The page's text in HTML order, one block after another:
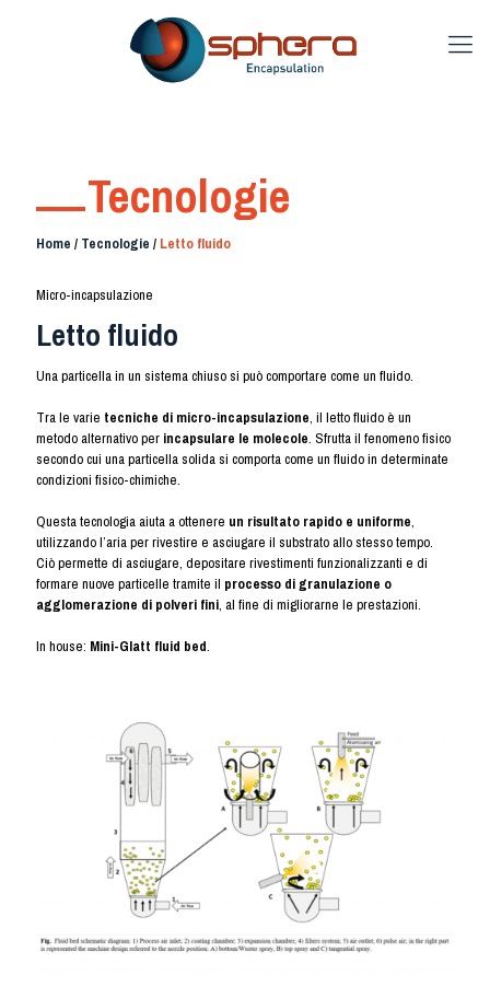
Tecnologie
Home / Tecnologie / Letto fluido
Micro-incapsulazione
Letto fluido
Una particella in un sistema chiuso si può comportare come un fluido.
Tra le varie tecniche di micro-incapsulazione, il letto fluido è un
metodo alternativo per incapsulare le molecole. Sfrutta il fenomeno fisico
secondo cui una particella solida si comporta come un fluido in determinate
condizioni fisico-chimiche.
Questa tecnologia aiuta a ottenere un risultato rapido e uniforme,
utilizzando l’aria per rivestire e asciugare il substrato allo stesso tempo.
Ciò permette di asciugare, depositare rivestimenti funzionalizzanti e di
formare nuove particelle tramite il processo di granulazione o
agglomerazione di polveri fini, al fine di migliorarne le prestazioni.
In house: Mini-Glatt fluid bed.